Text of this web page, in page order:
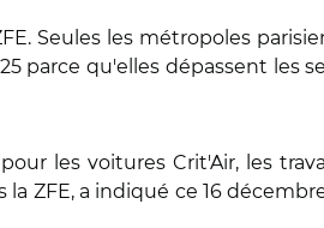
Seules les métropoles
parce qu'elles dépassent les
les voitures Crit'Air, les
ZFE, a indiqué ce 16